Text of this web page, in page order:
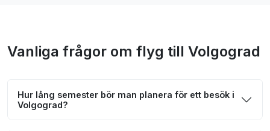
Vanliga frågor om flyg till Volgograd
Hur lång semester bör man planera för ett besök i
Volgograd?